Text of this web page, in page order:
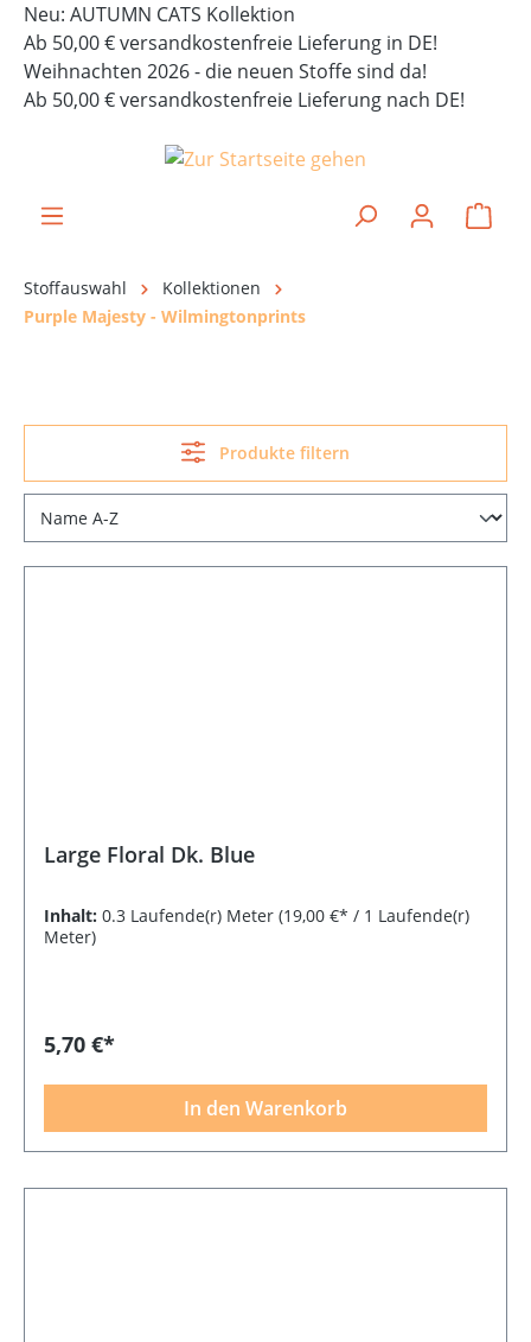
springen
Neu: AUTUMN CATS Kollektion
Ab 50,00 € versandkostenfreie Lieferung in DE!
Weihnachten 2026 - die neuen Stoffe sind da!
Ab 50,00 € versandkostenfreie Lieferung nach DE!
Stoffauswahl
Kollektionen
Purple Majesty - Wilmingtonprints
Produkte filtern
Large Floral Dk. Blue
Inhalt: 0.3 Laufende(r) Meter (19,00 €* / 1 Laufende(r)
Meter)
5,70 €*
In den Warenkorb